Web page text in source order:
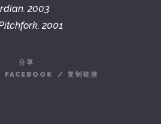
2003
2001
分享
FACEBOOK / 复制链接